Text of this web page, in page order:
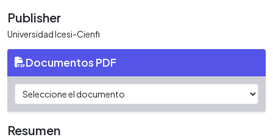
Publisher
Universidad Icesi-Cienfi
Documentos PDF
Resumen